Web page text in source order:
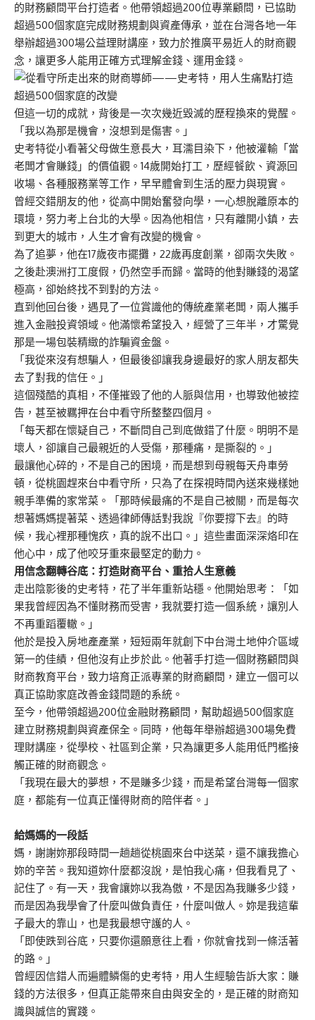
的財務顧問平台打造者。他帶領超過200位專業顧問，已協助
超過500個家庭完成財務規劃與資產傳承，並在台灣各地一年
舉辦超過300場公益理財講座，致力於推廣平易近人的財商觀
念，讓更多人能用正確方式理解金錢、運用金錢。
但這一切的成就，背後是一次次幾近毀滅的歷程換來的覺醒。
「我以為那是機會，沒想到是傷害。」
史考特從小看著父母做生意長大，耳濡目染下，他被灌輸「當
老闆才會賺錢」的價值觀。14歲開始打工，歷經餐飲、資源回
收場、各種服務業等工作，早早體會到生活的壓力與現實。
曾經交錯朋友的他，從高中開始奮發向學，一心想脫離原本的
環境，努力考上台北的大學。因為他相信，只有離開小鎮，去
到更大的城市，人生才會有改變的機會。
為了追夢，他在17歲夜市擺攤，22歲再度創業，卻兩次失敗。
之後赴澳洲打工度假，仍然空手而歸。當時的他對賺錢的渴望
極高，卻始終找不到對的方法。
直到他回台後，遇見了一位賞識他的傳統產業老闆，兩人攜手
進入金融投資領域。他滿懷希望投入，經營了三年半，才驚覺
那是一場包裝精緻的詐騙資金盤。
「我從來沒有想騙人，但最後卻讓我身邊最好的家人朋友都失
去了對我的信任。」
這個殘酷的真相，不僅摧毀了他的人脈與信用，也導致他被控
告，甚至被羈押在台中看守所整整四個月。
「每天都在懷疑自己，不斷問自己到底做錯了什麼。明明不是
壞人，卻讓自己最親近的人受傷，那種痛，是撕裂的。」
最讓他心碎的，不是自己的困境，而是想到母親每天舟車勞
頓，從桃園趕來台中看守所，只為了在探視時間內送來幾樣她
親手準備的家常菜。「那時候最痛的不是自己被關，而是每次
想著媽媽提著菜、透過律師傳話對我說『你要撐下去』的時
候，我心裡那種愧疚，真的說不出口。」這些畫面深深烙印在
他心中，成了他咬牙重來最堅定的動力。
用信念翻轉谷底：打造財商平台、重拾人生意義
走出陰影後的史考特，花了半年重新站穩。他開始思考：「如
果我曾經因為不懂財務而受害，我就要打造一個系統，讓別人
不再重蹈覆轍。」
他於是投入房地產產業，短短兩年就創下中台灣土地仲介區域
第一的佳績，但他沒有止步於此。他著手打造一個財務顧問與
財商教育平台，致力培育正派專業的財商顧問，建立一個可以
真正協助家庭改善金錢問題的系統。
至今，他帶領超過200位金融財務顧問，幫助超過500個家庭
建立財務規劃與資產保全。同時，他每年舉辦超過300場免費
理財講座，從學校、社區到企業，只為讓更多人能用低門檻接
觸正確的財商觀念。
「我現在最大的夢想，不是賺多少錢，而是希望台灣每一個家
庭，都能有一位真正懂得財商的陪伴者。」
給媽媽的一段話
媽，謝謝妳那段時間一趟趟從桃園來台中送菜，還不讓我擔心
妳的辛苦。我知道妳什麼都沒說，是怕我心痛，但我看見了、
記住了。有一天，我會讓妳以我為傲，不是因為我賺多少錢，
而是因為我學會了什麼叫做負責任，什麼叫做人。妳是我這輩
子最大的靠山，也是我最想守護的人。
「即使跌到谷底，只要你還願意往上看，你就會找到一條活著
的路。」
曾經因信錯人而遍體鱗傷的史考特，用人生經驗告訴大家：賺
錢的方法很多，但真正能帶來自由與安全的，是正確的財商知
識與誠信的實踐。